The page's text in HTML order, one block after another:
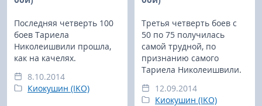
Последняя четверть 100
боев Тариела
Николеишвили прошла,
как на качелях.
8.10.2014
Киокушин (IKO)
Третья четверть боев с
50 по 75 получилась
самой трудной, по
признанию самого
Тариела Николеишвили.
12.09.2014
Киокушин (IKO)